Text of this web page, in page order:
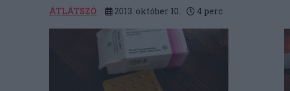
ÁTLÁTSZÓ 2013. október 10. 4 perc